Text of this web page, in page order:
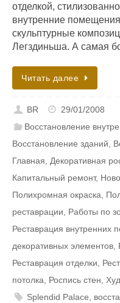
отделкой,
внутренние
скульптурные
Легздиньша. А самая
Читать далее
BR
29/01/2008
Восстановление
Восстановление зданий
Главная
Декоративная
Капитальный ремонт,
Полихромная окраска
реставрации
Работы по
Реставрация внутренних
декоративных элементов
Реставрация отделки
потолка
Роспись стен
Splendid Palace